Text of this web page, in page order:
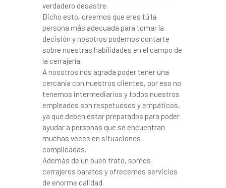
verdadero desastre.
Dicho esto, creemos que eres tú la
persona más adecuada para tomar la
decisión y nosotros podemos contarte
sobre nuestras habilidades en el campo de
la cerrajería.
A nosotros nos agrada poder tener una
cercanía con nuestros clientes, por eso no
tenemos intermediarios y todos nuestros
empleados son respetuosos y empáticos,
ya que deben estar preparados para poder
ayudar a personas que se encuentran
muchas veces en situaciones
complicadas.
Además de un buen trato, somos
cerrajeros baratos y ofrecemos servicios
de enorme calidad.